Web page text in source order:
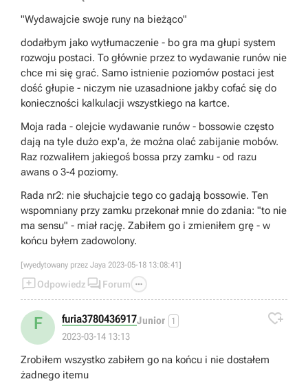
"Wydawajcie swoje runy na bieżąco"
dodałbym jako wytłumaczenie - bo gra ma głupi system
rozwoju postaci. To głównie przez to wydawanie runów nie
chce mi się grać. Samo istnienie poziomów postaci jest
dość głupie - niczym nie uzasadnione jakby cofać się do
konieczności kalkulacji wszystkiego na kartce.
Moja rada - olejcie wydawanie runów - bossowie często
dają na tyle dużo exp'a, że można olać zabijanie mobów.
Raz rozwaliłem jakiegoś bossa przy zamku - od razu
awans o 3-4 poziomy.
Rada nr2: nie słuchajcie tego co gadają bossowie. Ten
wspomniany przy zamku przekonał mnie do zdania: "to nie
ma sensu" - miał rację. Zabiłem go i zmieniłem grę - w
końcu byłem zadowolony.
[wyedytowany przez Jaya 2023-05-18 13:08:41]
Odpowiedz  Forum 
F furia3780436917Junior 1
2023-03-14 13:13

Zrobiłem wszystko zabiłem go na końcu i nie dostałem
żadnego itemu